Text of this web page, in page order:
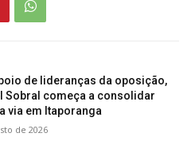
de lideranças da oposição,
Sobral começa a consolidar
via em Itaporanga
de 2026